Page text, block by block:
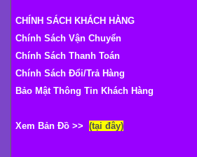
CHÍNH SÁCH KHÁCH HÀNG
Chính Sách Vận Chuyển
Chính Sách Thanh Toán
Chính Sách Đổi/Trả Hàng
Bảo Mật Thông Tin Khách Hàng
Xem Bản Đồ >> (tại đây)